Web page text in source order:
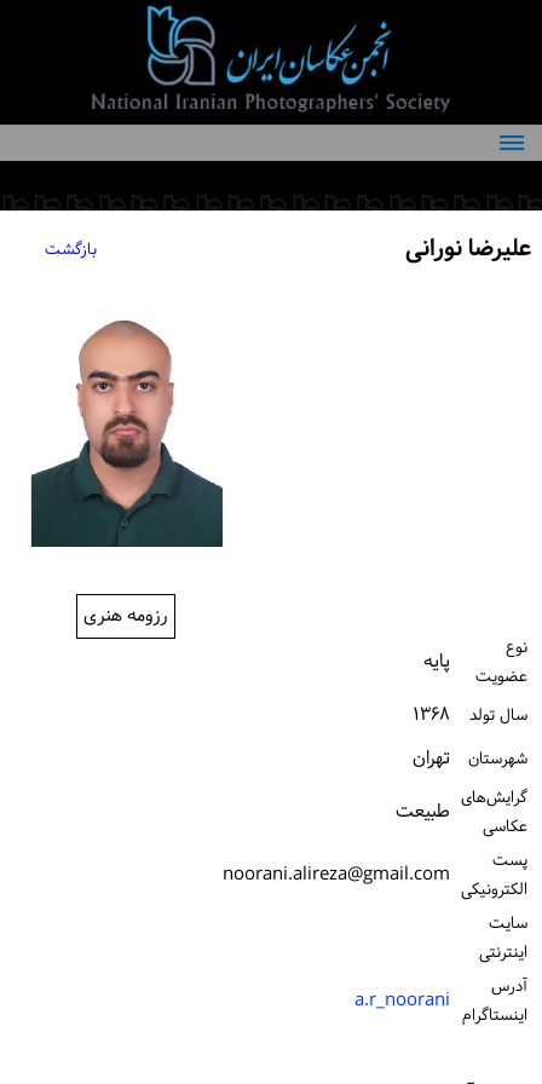
درباره انجمن
کمیته‌های انجمن
علیرضا نورانی بازگشت
رزومه هنری
نوع
عضویت
پایه
سال تولد ۱۳۶۸
شهرستان تهران
گرایش‌های
عکاسی
طبیعت
پست
الكترونیكی noorani.alireza@gmail.com
سایت
اینترنتی
آدرس
اینستاگرام a.r_noorani